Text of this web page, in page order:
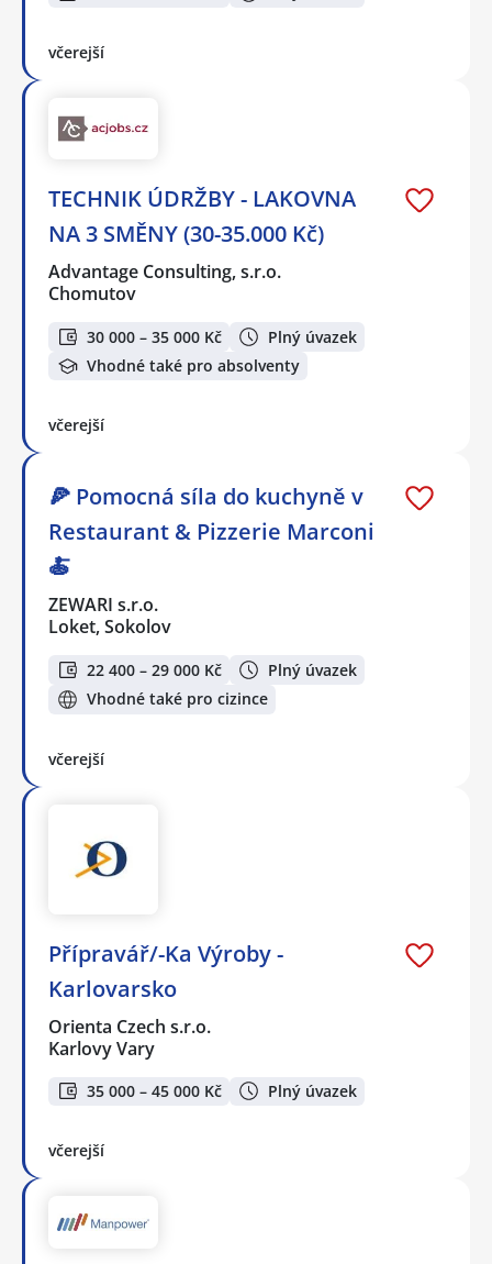
včerejší
TECHNIK ÚDRŽBY - LAKOVNA
NA 3 SMĚNY (30-35.000 Kč)
Advantage Consulting, s.r.o.
Chomutov
30 000 – 35 000 Kč
Plný úvazek
Vhodné také pro absolventy
včerejší
🍕 Pomocná síla do kuchyně v
Restaurant & Pizzerie Marconi
🍝
ZEWARI s.r.o.
Loket, Sokolov
22 400 – 29 000 Kč
Plný úvazek
Vhodné také pro cizince
včerejší
Přípravář/-Ka Výroby -
Karlovarsko
Orienta Czech s.r.o.
Karlovy Vary
35 000 – 45 000 Kč Plný úvazek
včerejší